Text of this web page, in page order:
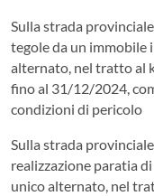
Sulla strada
tegole da un immobile
alternato, nel tratto al
fino al 31/12/2024,
condizioni di pericolo
Sulla strada
realizzazione paratia
unico alternato, nel